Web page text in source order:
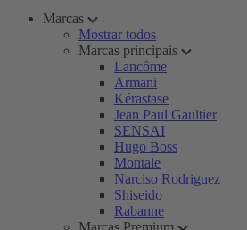
Marcas
Mostrar todos
Marcas principais
Lancôme
Armani
Kérastase
Jean Paul Gaultier
SENSAI
Hugo Boss
Montale
Narciso Rodriguez
Shiseido
Rabanne
Marcas Premium